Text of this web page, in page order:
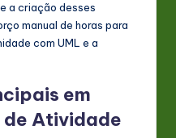
a criação desses
manual de horas para
com UML e a
em
de Atividade